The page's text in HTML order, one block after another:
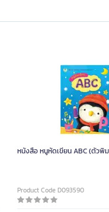
หนังสือ หนูหัดเขียน ABC (ตัว
Product Code D093590